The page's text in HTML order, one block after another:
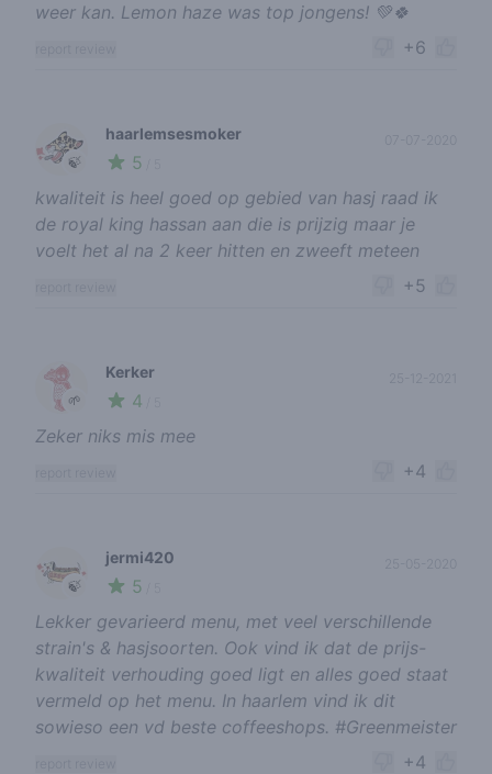
weer kan. Lemon haze was top jongens! 💚🍀
+6
🍃
haarlemsesmoker
5
kwaliteit is heel goed op gebied van hasj raad ik
de royal king hassan aan die is prijzig maar je
voelt het al na 2 keer hitten en zweeft meteen
+5
🌱
Kerker
4
Zeker niks mis mee
+4
🍃
jermi420
5
Lekker gevarieerd menu, met veel verschillende
strain's & hasjsoorten. Ook vind ik dat de prijs-
kwaliteit verhouding goed ligt en alles goed staat
vermeld op het menu. In haarlem vind ik dit
sowieso een vd beste coffeeshops. #Greenmeister
+4